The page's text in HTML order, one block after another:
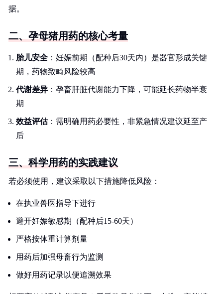
据。
二、孕母猪用药的核心考量
胎儿安全 ：妊娠前期（配种后30天内）是器官形成关键
期，药物致畸风险较高
代谢差异 ：孕畜肝脏代谢能力下降，可能延长药物半衰
期
效益评估：需明确用药必要性，非紧急情况建议延至产
后
三、科学用药的实践建议
若必须使用，建议采取以下措施降低风险：
在执业兽医指导下进行
避开妊娠敏感期（配种后15-60天）
严格按体重计算剂量
用药后加强母畜行为监测
做好用药记录以便追溯效果